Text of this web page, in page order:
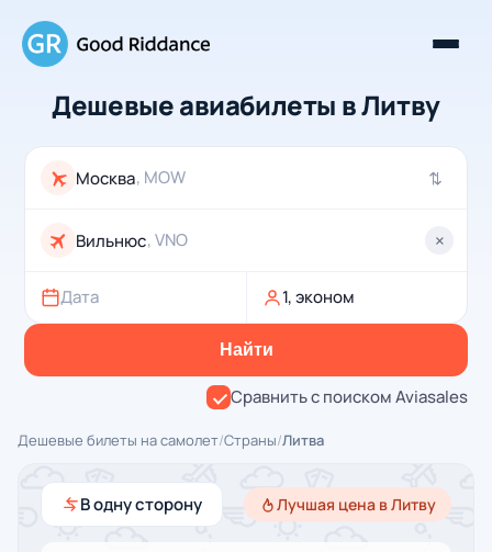
Дешевые авиабилеты в Литву
, MOW ⇄
, VNO ×
Дата 1, эконом
Найти
Сравнить с поиском Aviasales
Дешевые билеты на самолет/Страны/Литва
В одну сторону Лучшая цена в Литву